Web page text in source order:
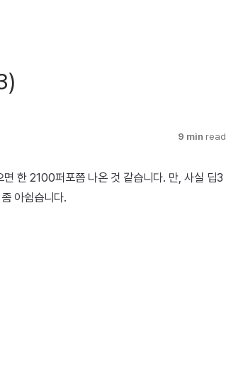
9 min read
한 2100퍼포쯤 나온 것 같습니다. 만, 사실 딥3
아쉽습니다.